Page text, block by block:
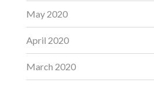
May 2020
April 2020
March 2020